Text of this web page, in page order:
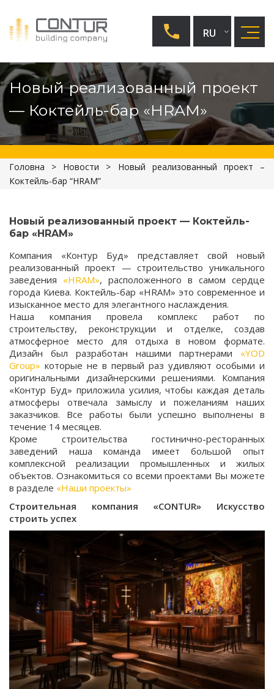
UA
EN
RU
Новый реализованный проект
— Коктейль-бар «HRAM»
Головна > Новости > Новый реализованный проект –
Коктейль-бар “HRAM”
Новый реализованный проект — Коктейль-
бар «HRAM»
Компания «Контур Буд» представляет свой новый
реализованный проект — строительство уникального
заведения «HRAM», расположенного в самом сердце
города Киева. Коктейль-бар «HRAM» это современное и
изысканное место для элегантного наслаждения.
Наша компания провела комплекс работ по
строительству, реконструкции и отделке, создав
атмосферное место для отдыха в новом формате.
Дизайн был разработан нашими партнерами «YOD
Group» которые не в первый раз удивляют особыми и
оригинальными дизайнерскими решениями. Компания
«Контур Буд» приложила усилия, чтобы каждая деталь
атмосферы отвечала замыслу и пожеланиям наших
заказчиков. Все работы были успешно выполнены в
течение 14 месяцев.
Кроме строительства гостинично-ресторанных
заведений наша команда имеет большой опыт
комплексной реализации промышленных и жилых
объектов. Ознакомиться со всеми проектами Вы можете
в разделе «Наши проекты»
Строительная компания «CONTUR» Искусство
строить успех